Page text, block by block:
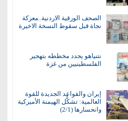
الصحف الورقية الاردنية..معركة
نجاة قبل سقوط النسخة الاخيرة
نتنياهو يجدد مخططه بتهجير
الفلسطينيين من غزة
إيران والقواعد الجديدة للقوة
العالمية: تشكُّل الهيمنة الأميركية
وانحسارها (2/1)